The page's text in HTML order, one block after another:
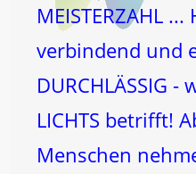
MEISTERZAHL
verbindend und
DURCHLÄSSIG -
LICHTS betrifft!
Menschen